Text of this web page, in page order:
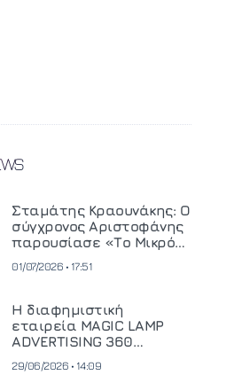
Σταμάτης Κραουνάκης: Ο
σύγχρονος Αριστοφάνης
παρουσίασε «Το Μικρό
01/07/2026 • 17:51
Η διαφημιστική
εταιρεία MAGIC LAMP
ADVERTISING 360
29/06/2026 • 14:09